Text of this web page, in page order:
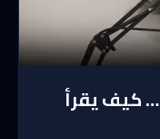
كيف يقرأ